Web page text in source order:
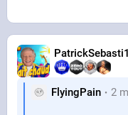
PatrickSebasti1
FlyingPain 2